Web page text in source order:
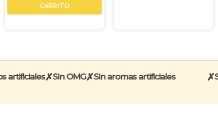
CARRITO
✗Sin OMG✗Sin aromas artificiales